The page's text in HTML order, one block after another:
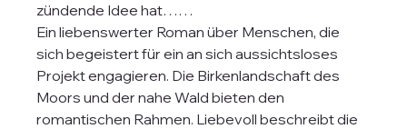
zündende Idee hat……
Ein liebenswerter Roman über Menschen, die
sich begeistert für ein an sich aussichtsloses
Projekt engagieren. Die Birkenlandschaft des
Moors und der nahe Wald bieten den
romantischen Rahmen. Liebevoll beschreibt die